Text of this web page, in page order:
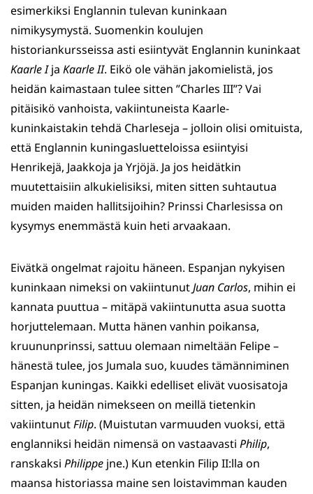
esimerkiksi Englannin tulevan kuninkaan
nimikysymystä. Suomenkin koulujen
historiankursseissa asti esiintyvät Englannin kuninkaat
Kaarle Ija Kaarle II. Eikö ole vähän jakomielistä, jos
heidän kaimastaan tulee sitten ”Charles III”? Vai
pitäisikö vanhoista, vakiintuneista Kaarle-
kuninkaistakin tehdä Charleseja – jolloin olisi omituista,
että Englannin kuningasluetteloissa esiintyisi
Henrikejä, Jaakkoja ja Yrjöjä. Ja jos heidätkin
muutettaisiin alkukielisiksi, miten sitten suhtautua
muiden maiden hallitsijoihin? Prinssi Charlesissa on
kysymys enemmästä kuin heti arvaakaan.
Eivätkä ongelmat rajoitu häneen. Espanjan nykyisen
kuninkaan nimeksi on vakiintunutJuan Carlos, mihin ei
kannata puuttua – mitäpä vakiintunutta asua suotta
horjuttelemaan. Mutta hänen vanhin poikansa,
kruununprinssi, sattuu olemaan nimeltään Felipe –
hänestä tulee, jos Jumala suo, kuudes tämänniminen
Espanjan kuningas. Kaikki edelliset elivät vuosisatoja
sitten, ja heidän nimekseen on meillä tietenkin
vakiintunutFilip. (Muistutan varmuuden vuoksi, että
englanniksi heidän nimensä on vastaavasti Philip,
ranskaksi Philippe jne.) Kun etenkin Filip II:lla on
maansa historiassa maine sen loistavimman kauden